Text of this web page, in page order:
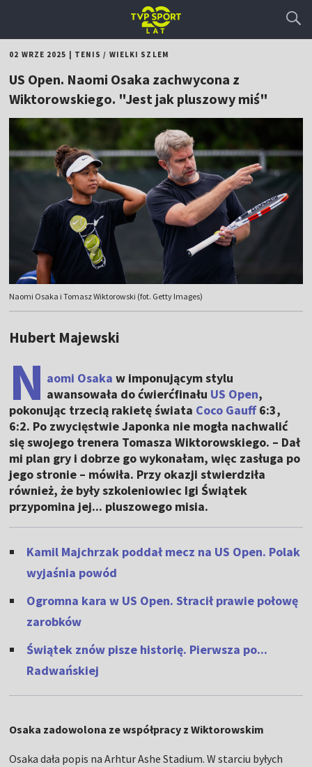
02 WRZE 2025 TENIS / WIELKI SZLEM
US Open. Naomi Osaka zachwycona z
Wiktorowskiego. "Jest jak pluszowy miś"
Naomi Osaka i Tomasz Wiktorowski (fot. Getty Images)
Hubert Majewski
N aomi Osaka w imponującym stylu
awansowała do ćwierćfinału US Open,
pokonując trzecią rakietę świata Coco Gauff6:3,
6:2. Po zwycięstwie Japonka nie mogła nachwalić
się swojego trenera Tomasza Wiktorowskiego. – Dał
mi plan gry i dobrze go wykonałam, więc zasługa po
jego stronie – mówiła. Przy okazji stwierdziła
również, że były szkoleniowiec Igi Świątek
przypomina jej... pluszowego misia.
Kamil Majchrzak poddał mecz na US Open. Polak
wyjaśnia powód
Ogromna kara w US Open. Stracił prawie połowę
zarobków
Świątek znów pisze historię. Pierwsza po...
Radwańskiej
Osaka zadowolona ze współpracy z Wiktorowskim
Osaka dała popis na Arhtur Ashe Stadium. W starciu byłych